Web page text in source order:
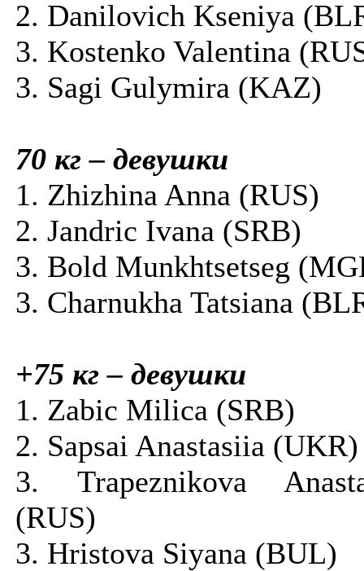
2. Danilovich Kseniya
3. Kostenko Valentina
3. Sagi Gulymira (KAZ)
70 кг – девушки
1. Zhizhina Anna (RUS)
2. Jandric Ivana (SRB)
3. Bold Munkhtsetseg
3. Charnukha Tatsiana
+75 кг – девушки
1. Zabic Milica (SRB)
2. Sapsai Anastasiia (UKR)
3. Trapeznikova
(RUS)
3. Hristova Siyana (BUL)